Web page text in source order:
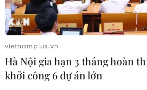
vietnamplus.vn
Hà Nội gia hạn 3 tháng hoàn
khởi công 6 dự án lớn